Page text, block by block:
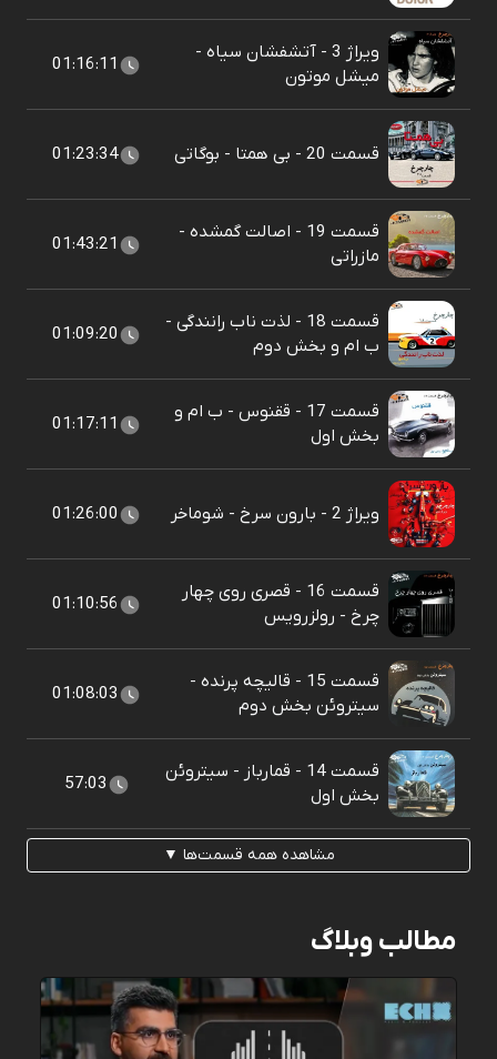
ویراژ 3 - آتشفشان سیاه -
میشل موتون
01:16:11
قسمت 20 - بی همتا - بوگاتی 01:23:34
قسمت 19 - اصالت گمشده -
مازراتی
01:43:21
قسمت 18 - لذت ناب رانندگی -
ب ام و بخش دوم
01:09:20
قسمت 17 - ققنوس - ب ام و
بخش اول
01:17:11
ویراژ 2 - بارون سرخ - شوماخر 01:26:00
قسمت 16 - قصری روی چهار
چرخ - رولزرویس
01:10:56
قسمت 15 - قالیچه پرنده -
سیتروئن بخش دوم
01:08:03
قسمت 14 - قمارباز - سیتروئن
بخش اول
57:03
مشاهده همه قسمت‌ها ▼
مطالب وبلاگ